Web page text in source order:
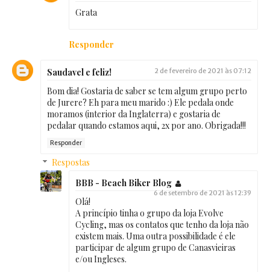
Grata
Responder
Saudavel e feliz! 2 de fevereiro de 2021 às 07:12
Bom dia! Gostaria de saber se tem algum grupo perto
de Jurere? Eh para meu marido :) Ele pedala onde
moramos (interior da Inglaterra) e gostaria de
pedalar quando estamos aqui, 2x por ano. Obrigada!!!
Responder
Respostas
BBB - Beach Biker Blog
6 de setembro de 2021 às 12:39
Olá!
A princípio tinha o grupo da loja Evolve
Cycling, mas os contatos que tenho da loja não
existem mais. Uma outra possibilidade é ele
participar de algum grupo de Canasvieiras
e/ou Ingleses.